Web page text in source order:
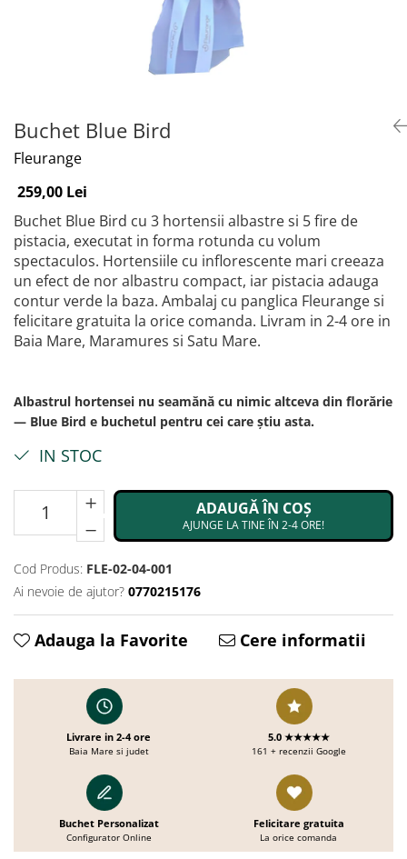
Buchet Blue Bird
Fleurange
259,00 Lei
Buchet Blue Bird cu 3 hortensii albastre si 5 fire de
pistacia, executat in forma rotunda cu volum
spectaculos. Hortensiile cu inflorescente mari creeaza
un efect de nor albastru compact, iar pistacia adauga
contur verde la baza. Ambalaj cu panglica Fleurange si
felicitare gratuita la orice comanda. Livram in 2-4 ore in
Baia Mare, Maramures si Satu Mare.
Albastrul hortensei nu seamănă cu nimic altceva din florărie
— Blue Bird e buchetul pentru cei care știu asta.
IN STOC
ADAUGĂ ÎN COȘ
AJUNGE LA TINE ÎN 2-4 ORE!
Cod Produs: FLE-02-04-001
Ai nevoie de ajutor? 0770215176
Adauga la Favorite Cere informatii
Livrare in 2-4 ore
Baia Mare si judet
5.0 ★★★★★
161 + recenzii Google
Buchet Personalizat
Configurator Online
Felicitare gratuita
La orice comanda